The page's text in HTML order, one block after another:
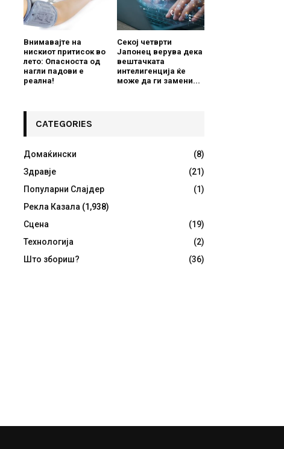
Внимавајте на
нискиот притисок во
лето: Опасноста од
нагли падови е
реална!
Секој четврти
Јапонец верува дека
вештачката
интелигенција ќе
може да ги замени...
CATEGORIES
Домаќински
(8)
Здравје
(21)
Популарни Слајдер
(1)
Рекла Казала (1,938)
Сцена
(19)
Технологија
(2)
Што збориш?
(36)